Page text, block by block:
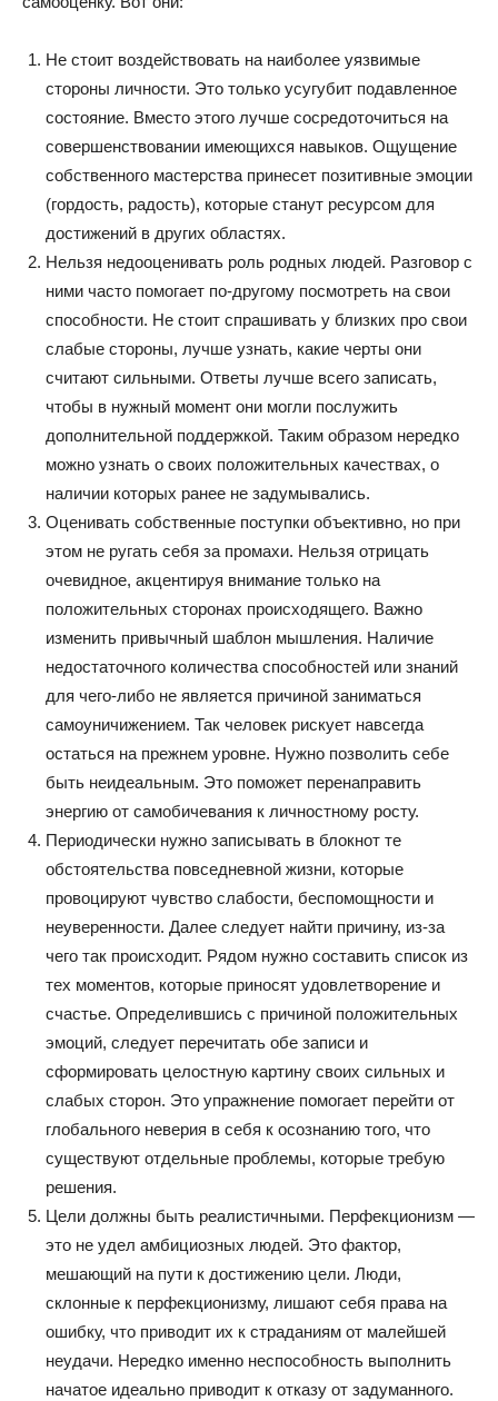
Не стоит воздействовать на наиболее уязвимые
стороны личности. Это только усугубит подавленное
состояние. Вместо этого лучше сосредоточиться на
совершенствовании имеющихся навыков. Ощущение
собственного мастерства принесет позитивные эмоции
(гордость, радость), которые станут ресурсом для
достижений в других областях.
Нельзя недооценивать роль родных людей. Разговор с
ними часто помогает по-другому посмотреть на свои
способности. Не стоит спрашивать у близких про свои
слабые стороны, лучше узнать, какие черты они
считают сильными. Ответы лучше всего записать,
чтобы в нужный момент они могли послужить
дополнительной поддержкой. Таким образом нередко
можно узнать о своих положительных качествах, о
наличии которых ранее не задумывались.
Оценивать собственные поступки объективно, но при
этом не ругать себя за промахи. Нельзя отрицать
очевидное, акцентируя внимание только на
положительных сторонах происходящего. Важно
изменить привычный шаблон мышления. Наличие
недостаточного количества способностей или знаний
для чего-либо не является причиной заниматься
самоуничижением. Так человек рискует навсегда
остаться на прежнем уровне. Нужно позволить себе
быть неидеальным. Это поможет перенаправить
энергию от самобичевания к личностному росту.
Периодически нужно записывать в блокнот те
обстоятельства повседневной жизни, которые
провоцируют чувство слабости, беспомощности и
неуверенности. Далее следует найти причину, из-за
чего так происходит. Рядом нужно составить список из
тех моментов, которые приносят удовлетворение и
счастье. Определившись с причиной положительных
эмоций, следует перечитать обе записи и
сформировать целостную картину своих сильных и
слабых сторон. Это упражнение помогает перейти от
глобального неверия в себя к осознанию того, что
существуют отдельные проблемы, которые требую
решения.
Цели должны быть реалистичными. Перфекционизм —
это не удел амбициозных людей. Это фактор,
мешающий на пути к достижению цели. Люди,
склонные к перфекционизму, лишают себя права на
ошибку, что приводит их к страданиям от малейшей
неудачи. Нередко именно неспособность выполнить
начатое идеально приводит к отказу от задуманного.